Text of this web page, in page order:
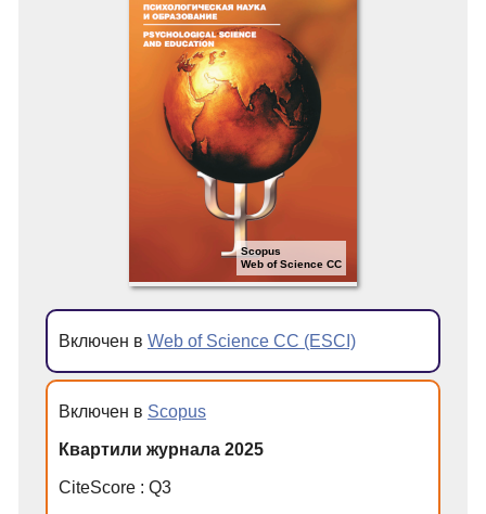
Scopus
Web of Science CC
Включен в Web of Science CC (ESCI)
Включен в Scopus
Квартили журнала 2025
CiteScore : Q3